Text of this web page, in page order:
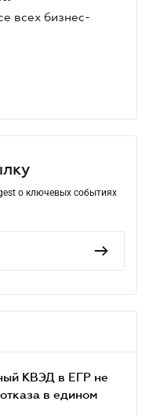
всех бизнес-
о ключевых событиях
КВЭД в ЕГР не
в едином